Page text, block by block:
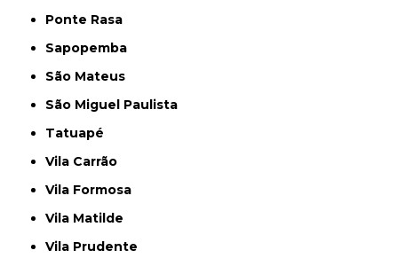
Ponte Rasa
Sapopemba
São Mateus
São Miguel Paulista
Tatuapé
Vila Carrão
Vila Formosa
Vila Matilde
Vila Prudente